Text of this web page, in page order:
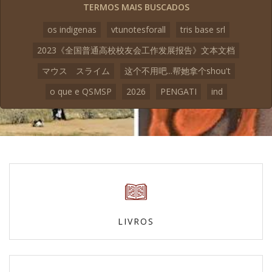
TERMOS MAIS BUSCADOS
os indigenas
vtunotesforall
tris base srl
2023《全国普通高校校友会工作发展报告》文本文档
マウス スライム
这个不用吧...帮她拿个shou't
o que e QSMSP
2026 PENGATI ind
LIVROS